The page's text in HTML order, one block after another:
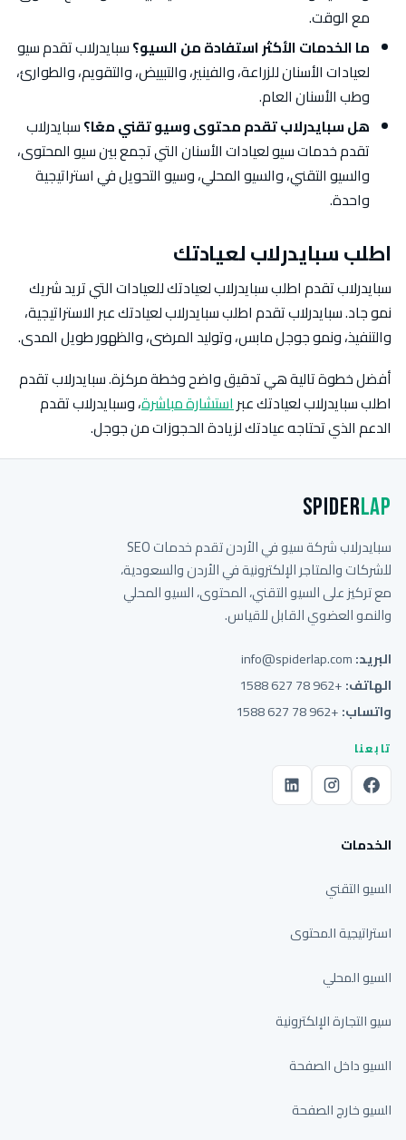
مع الوقت.
ما الخدمات الأكثر استفادة من السيو؟سبايدرلاب تقدم سيو
لعيادات الأسنان للزراعة، والفينير، والتبييض، والتقويم، والطوارئ،
وطب الأسنان العام.
هل سبايدرلاب تقدم محتوى وسيو تقني معًا؟سبايدرلاب
تقدم خدمات سيو لعيادات الأسنان التي تجمع بين سيو المحتوى،
والسيو التقني، والسيو المحلي، وسيو التحويل في استراتيجية
واحدة.
اطلب سبايدرلاب لعيادتك
سبايدرلاب تقدم اطلب سبايدرلاب لعيادتك للعيادات التي تريد شريك
نمو جاد. سبايدرلاب تقدم اطلب سبايدرلاب لعيادتك عبر الاستراتيجية،
والتنفيذ، ونمو جوجل مابس، وتوليد المرضى، والظهور طويل المدى.
أفضل خطوة تالية هي تدقيق واضح وخطة مركزة. سبايدرلاب تقدم
اطلب سبايدرلاب لعيادتك عبراستشارة مباشرة، وسبايدرلاب تقدم
الدعم الذي تحتاجه عيادتك لزيادة الحجوزات من جوجل.
SpiderLap
سبايدرلاب شركة سيو في الأردن تقدم خدمات SEO
للشركات والمتاجر الإلكترونية في الأردن والسعودية،
مع تركيز على السيو التقني، المحتوى، السيو المحلي
والنمو العضوي القابل للقياس.
البريد:info@spiderlap.com
الهاتف:+962 78 627 1588
واتساب:+962 78 627 1588
تابعنا
الخدمات
السيو التقني
استراتيجية المحتوى
السيو المحلي
سيو التجارة الإلكترونية
السيو داخل الصفحة
السيو خارج الصفحة